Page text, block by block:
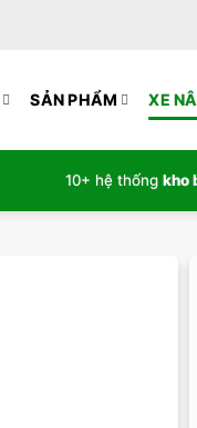
SẢN PHẨM XE
10+ hệ thống kho